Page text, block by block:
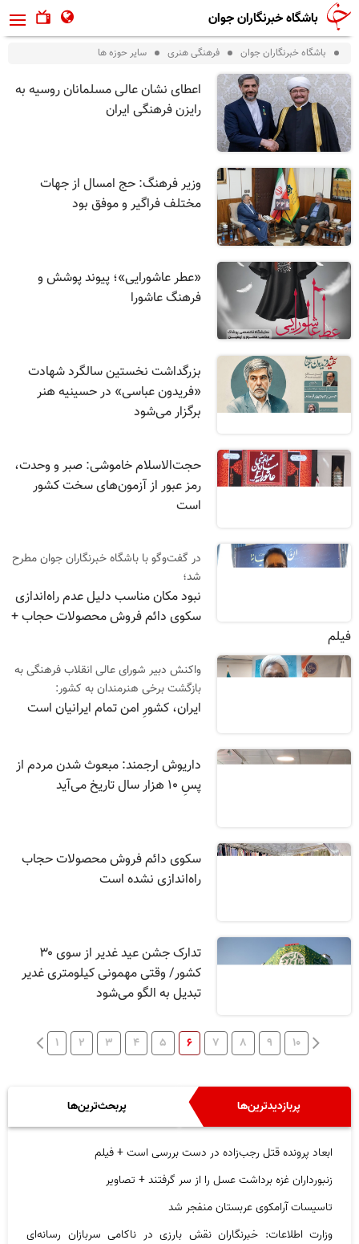
باشگاه خبرنگاران جوان
باشگاه خبرنگاران جوان فرهنگی هنری ساير حوزه ها
اعطای نشان عالی مسلمانان روسیه به
رایزن فرهنگی ایران
وزیر فرهنگ: حج امسال از جهات
مختلف فراگیر و موفق بود
«عطر عاشورایی»؛ پیوند پوشش و
فرهنگ عاشورا
بزرگداشت نخستین سالگرد شهادت
«فریدون عباسی» در حسینیه هنر
برگزار می‌شود
حجت‌الاسلام خاموشی: صبر و وحدت،
رمز عبور از آزمون‌های سخت کشور
است
در گفت‌وگو با باشگاه خبرنگاران جوان مطرح
شد؛
نبود مکان مناسب دلیل عدم راه‌اندازی
سکوی دائم فروش محصولات حجاب +
فیلم
واکنش دبیر شورای عالی انقلاب فرهنگی به
بازگشت برخی هنرمندان به کشور:
ایران، کشورِ امن تمام ایرانیان است
داریوش ارجمند: مبعوث شدن مردم از
پسِ ۱۰ هزار سال تاریخ می‌آید
سکوی دائم فروش محصولات حجاب
راه‌اندازی نشده است
تدارک جشن عید غدیر از سوی ۳۰
کشور/ وقتی مهمونی کیلومتری غدیر
تبدیل به الگو می‌شود
۱ ۲ ۳ ۴ ۵ ۶ ۷ ۸ ۹ ۱۰
پربازدیدترین‌ها پربحث‌ترین‌ها
ابعاد پرونده قتل رجب‌زاده در دست بررسی است + فیلم
زنبورداران غزه برداشت عسل را از سر گرفتند + تصاویر
تاسیسات آرامکوی عربستان منفجر شد
وزارت اطلاعات: خبرنگاران نقش بارزی در ناکامی سربازان رسانه‌ای